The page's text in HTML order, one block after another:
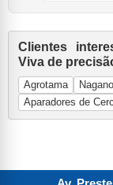
Clientes
Viva de
Agrotama Nagano
Aparadores de